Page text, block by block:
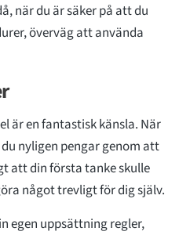
när du är säker på att du
överväg att använda
är en fantastisk känsla. När
nyligen pengar genom att
att din första tanke skulle
något trevligt för dig själv.
egen uppsättning regler,